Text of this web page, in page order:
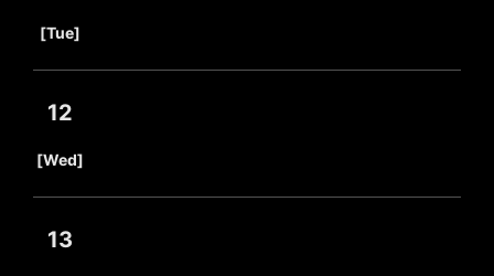
[Tue]
12
[Wed]
13